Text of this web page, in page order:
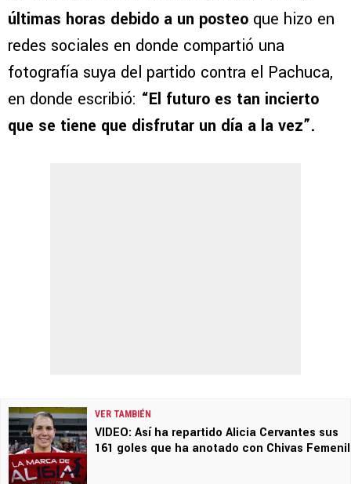
últimas horas debido a un posteo que hizo en
redes sociales en donde compartió una
fotografía suya del partido contra el Pachuca,
en donde escribió: “El futuro es tan incierto
que se tiene que disfrutar un día a la vez”.
VER TAMBIÉN
VIDEO: Así ha repartido Alicia Cervantes sus
161 goles que ha anotado con Chivas Femenil